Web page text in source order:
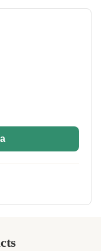
resistente a